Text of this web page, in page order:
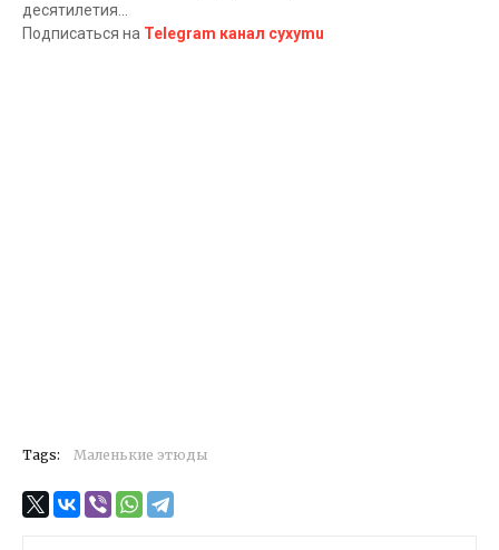
десятилетия...
Подписаться на Telegram канал cyxymu
Tags: Маленькие этюды